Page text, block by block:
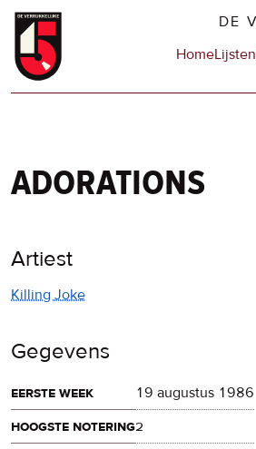
Overslaan
naar
DE
Hoofdnavigatie
HomeLijsten
adorations
Artiest
Killing Joke
Gegevens
eerste week
19 augustus 1986
hoogste notering2